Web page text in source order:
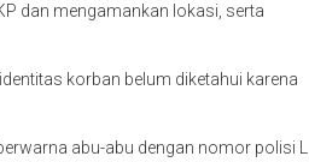
dan mengamankan lokasi, serta
korban belum diketahui karena
abu-abu dengan nomor polisi L